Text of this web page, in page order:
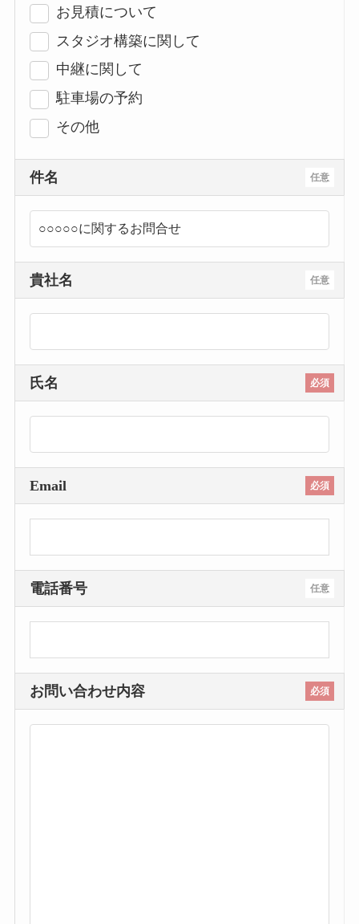
お見積について
スタジオ構築に関して
中継に関して
駐車場の予約
その他
任意
件名
任意
貴社名
必須
氏名
必須
Email
任意
電話番号
必須
お問い合わせ内容